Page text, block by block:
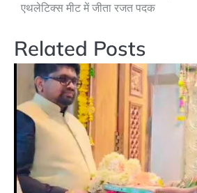
एथलेटिक्स मीट में जीता रजत पदक
Related Posts